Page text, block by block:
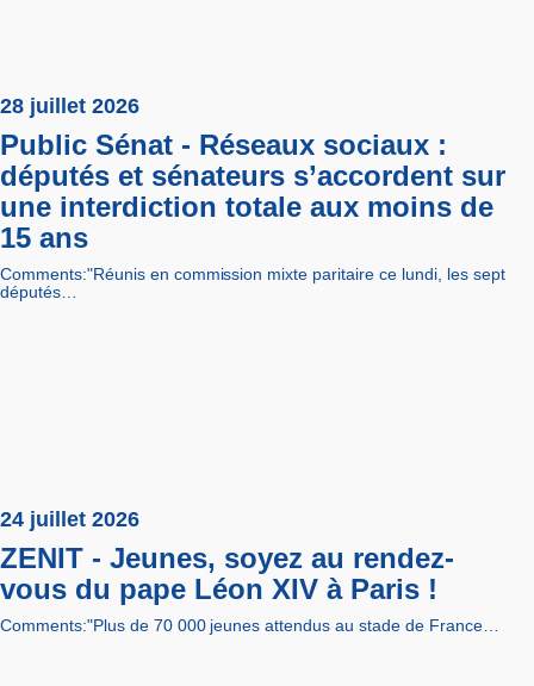
28 juillet 2026
Public Sénat - Réseaux sociaux :
députés et sénateurs s’accordent sur
une interdiction totale aux moins de
15 ans
Comments:"Réunis en commission mixte paritaire ce lundi, les sept
députés…
24 juillet 2026
ZENIT - Jeunes, soyez au rendez-
vous du pape Léon XIV à Paris !
Comments:"Plus de 70 000 jeunes attendus au stade de France…